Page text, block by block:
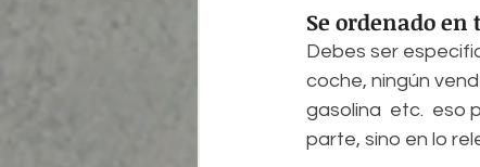
Se ordenado
Debes ser
coche, ningún
gasolina  etc.  eso
parte, sino en lo